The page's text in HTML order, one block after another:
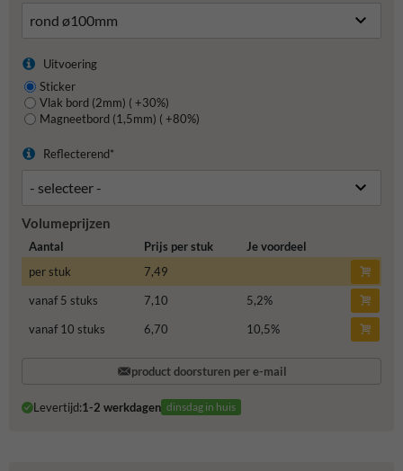
Uitvoering
Sticker
Vlak bord (2mm) ( +30%)
Magneetbord (1,5mm) ( +80%)
Reflecterend*
Volumeprijzen
Aantal Prijs per stuk
Je voordeel
per stuk
7,49
vanaf 5 stuks
7,10 5,2%
vanaf 10 stuks
6,70 10,5%
product doorsturen per e-mail
Levertijd:1-2 werkdagen dinsdag in huis